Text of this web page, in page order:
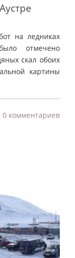
на ледниках
отмечено
скал обоих
картины
0 комментариев